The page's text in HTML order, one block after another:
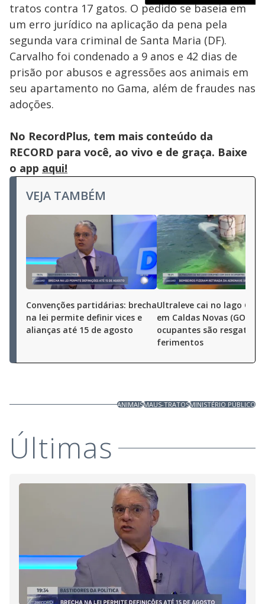
tratos contra 17 gatos. O pedido se baseia em
um erro jurídico na aplicação da pena pela
segunda vara criminal de Santa Maria (DF).
Carvalho foi condenado a 9 anos e 42 dias de
prisão por abusos e agressões aos animais em
seu apartamento no Gama, além de fraudes nas
adoções.
No RecordPlus, tem mais conteúdo da
RECORD para você, ao vivo e de graça. Baixe
o app aqui!
VEJA TAMBÉM
Convenções partidárias: brecha
na lei permite definir vices e
alianças até 15 de agosto
Ultraleve cai no lago
em Caldas Novas (GO);
ocupantes são
ferimentos
ANIMAISMAUS-TRATOSMINISTÉRIO PÚBLICO
Últimas